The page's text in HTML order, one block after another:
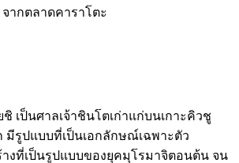
จากตลาดคาราโตะ
ชิ เป็นศาลเจ้าชินโตเก่าแก่บนเกาะคิวชู
มีรูปแบบที่เป็นเอกลักษณ์เฉพาะตัว
างที่เป็นรูปแบบของยุคมุโรมาจิตอนต้น จน